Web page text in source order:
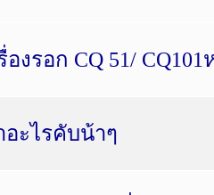
องรอก CQ 51/
อะไรคับน้าๆ